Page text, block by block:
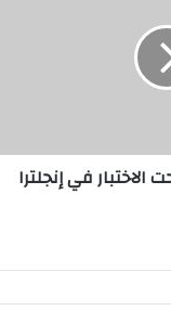
في إنجلترا